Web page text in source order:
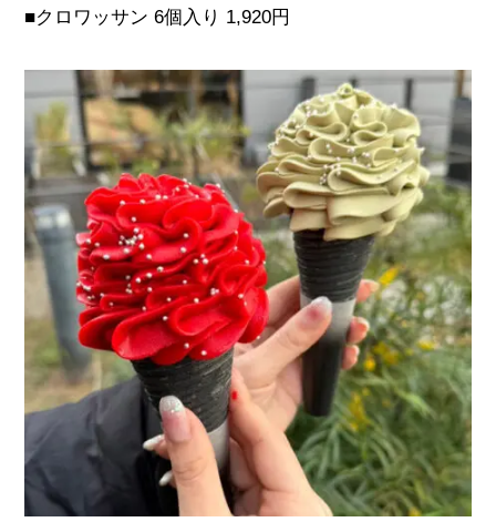
■クロワッサン 6個入り 1,920円